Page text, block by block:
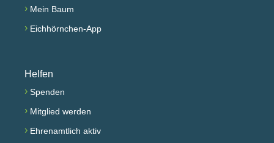
› Mein Baum
› Eichhörnchen-App
Helfen
› Spenden
› Mitglied werden
› Ehrenamtlich aktiv